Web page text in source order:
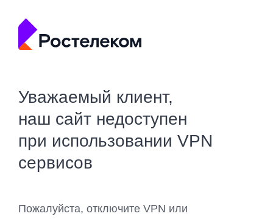
Уважаемый клиент,
наш сайт недоступен
при использовании VPN
сервисов
Пожалуйста, отключите VPN или